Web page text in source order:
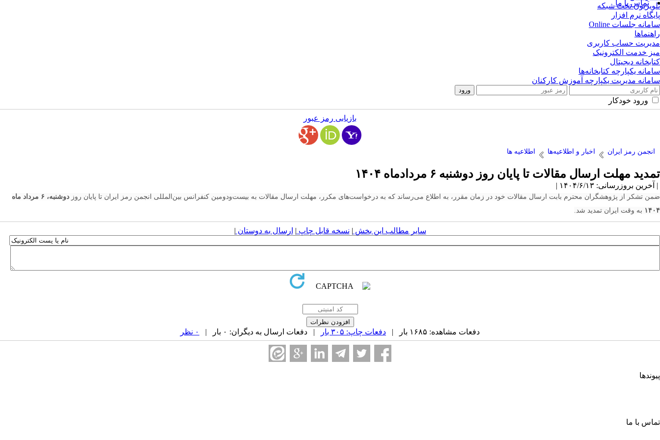
تماس با ما
تلویزیون تحت شبکه
پایگاه نرم افزار
سامانه جلسات Online
راهنماها
مدیریت حساب کاربری
میز خدمت الکترونیک
کتابخانه دیجیتال
سامانه یکپارچه کتابخانه‌ها
سامانه مدیریت یکپارچه آموزش کارکنان
ورود خودکار
بازیابی رمز عبور
انجمن رمز ایران اخبار و اطلاعیه‌ها اطلاعیه ها
تمدید مهلت ارسال مقالات تا پایان روز دوشنبه ۶ مردادماه ۱۴۰۴
| آخرین بروزرسانی: ۱۴۰۴/۶/۱۳ |
ضمن تشکر از پژوهشگران محترم بابت ارسال مقالات خود در زمان مقرر، به اطلاع می‌رساند که به درخواست‌های مکرر، مهلت ارسال مقالات به بیست‌ودومین کنفرانس بین‌المللی انجمن رمز ایران تا پایان روز
دوشنبه، ۶ مرداد ماه
۱۴۰۴ به وقت ایران تمدید شد.
سایر مطالب این بخش | نسخه قابل چاپ | ارسال به دوستان |
دفعات مشاهده: ۱۶۸۵ بار | دفعات چاپ: ۳۰۵ بار | دفعات ارسال به دیگران: ۰ بار | ۰ نظر
پیوندها
تماس با ما